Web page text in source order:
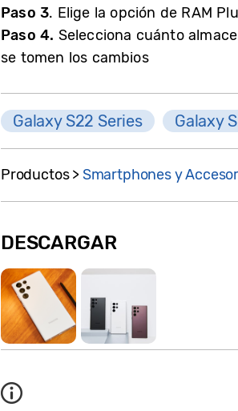
Paso 3. Elige la opción de RAM
Paso 4. Selecciona cuánto
se tomen los cambios
Galaxy S22 Series Galaxy
Productos >Smartphones y
DESCARGAR